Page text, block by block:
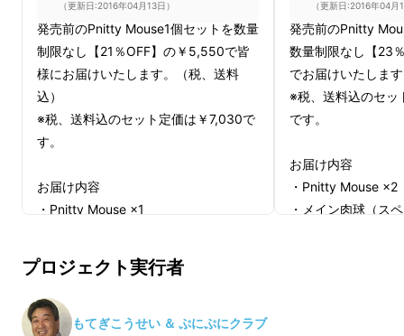
「くろバージョン可能」との結果を得ました。
このような経緯から、ご支援金額200万円を達
成した際は「くろバージョン」も加える事とし
ました。
クラウドファンディングが終了する３月３０日
までに、ご支援金額200万円を突破したとき
は、すでにご支援いただいている方を含め、ご
１個セットも２個セット、３個セットも「白
バージョン」「くろバージョン」を組み合わせ
自由に選択できる事となります。
（更新日:2016年04月13日）
発売前のPnitty Mouse1個セットを数量
制限なし【21％OFF】の￥5,550で皆
様にお届けいたします。（税、送料
込）
※税、送料込のセット定価は￥7,030で
す。
お届け内容
・Pnitty Mouse ×1
も1個ついております。
※「Pnitty Mouse」シール貼りタイプ
もしくは「無地」タイプからご選択く
（更新日:2016年04月
発売前のPnitty
数量制限なし【23
でお届けいたしま
※税、送料込のセッ
です。
お届け内容
・Pnitty Mouse ×2
・メイン肉球（ス
プロジェクト実行者
もてぎこうせい ＆ ぷにぷにクラブ